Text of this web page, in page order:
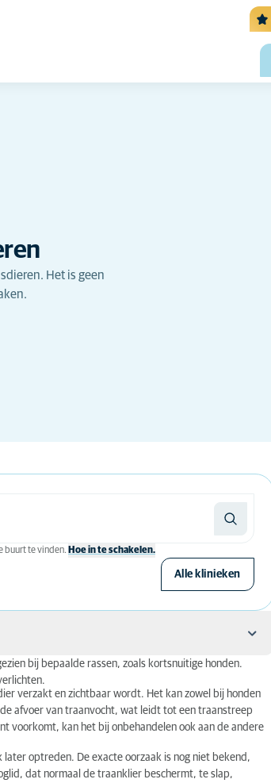
Het is geen
buurt te vinden. Hoe in te schakelen.
Alle klinieken
bij bepaalde rassen, zoals kortsnuitige honden.
verzakt en zichtbaar wordt. Het kan zowel bij honden
afvoer van traanvocht, wat leidt tot een traanstreep
voorkomt, kan het bij onbehandelen ook aan de andere
optreden. De exacte oorzaak is nog niet bekend,
dat normaal de traanklier beschermt, te slap,